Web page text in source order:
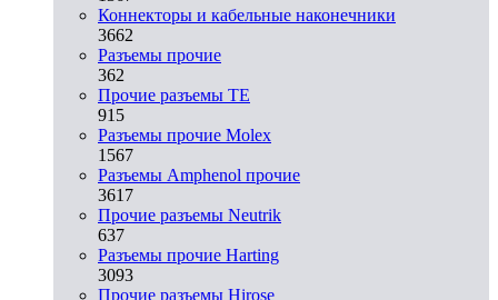
Коннекторы и кабельные наконечники
3662
Разъeмы прочие
362
Прочие разъемы TE
915
Разъемы прочие Molex
1567
Разъемы Amphenol прочие
3617
Прочие разъемы Neutrik
637
Разъемы прочие Harting
3093
Прочие разъемы Hirose